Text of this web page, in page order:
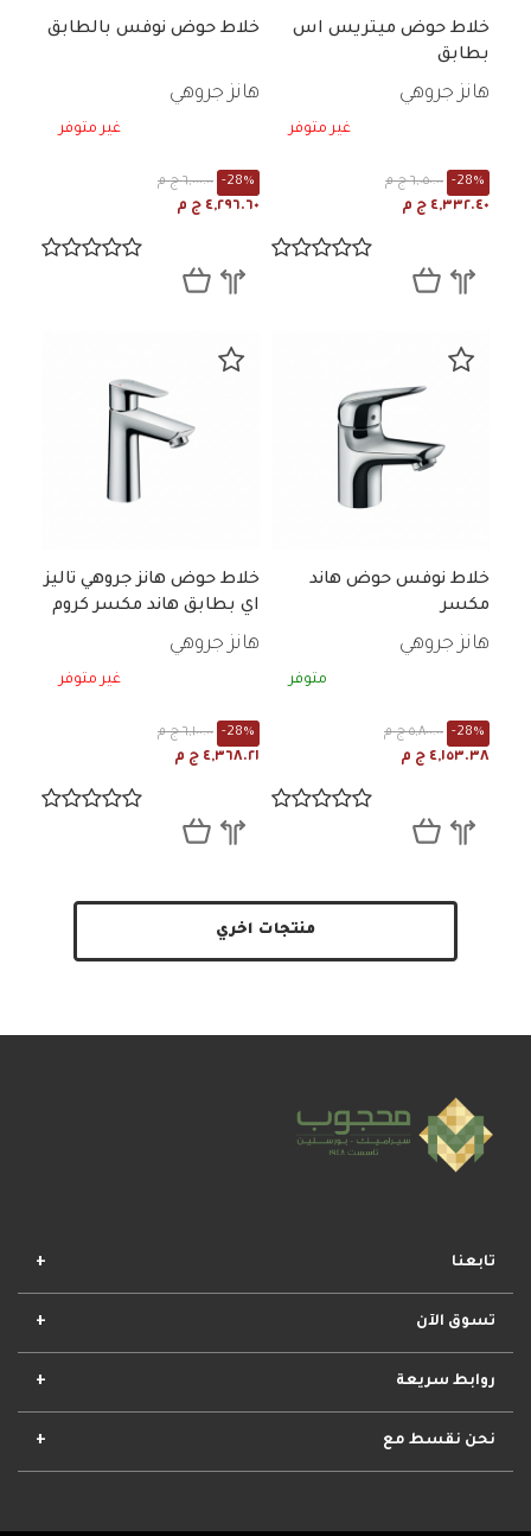
خلاط حوض ميتريس اس
بطابق
هانز جروهي
غير متوفر
٦,٠٥٠.٠٠ ج م -28%
٤,٣٣٢.٤٠ ج م
خلاط حوض نوفس بالطابق
هانز جروهي
غير متوفر
٦,٠٠٠.٠٠ ج م -28%
٤,٢٩٦.٦٠ ج م
خلاط نوفس حوض هاند
مكسر
هانز جروهي
متوفر
٥,٨٠٠.٠٠ ج م -28%
٤,١٥٣.٣٨ ج م
خلاط حوض هانز جروهي تاليز
اي بطابق هاند مكسر كروم
71710006
هانز جروهي
غير متوفر
٦,١٠٠.٠٠ ج م -28%
٤,٣٦٨.٢١ ج م
منتجات اخري
تابعنا
تسوق الآن
افضل المجموعات
روابط سريعة
الأحكام والشروط
نحن نقسط مع